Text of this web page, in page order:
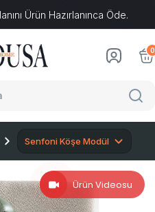
Ürün Hazırlanınca Öde.
0
Senfoni Köşe Modül
Ürün Videosu
Hazırlanmıştır.